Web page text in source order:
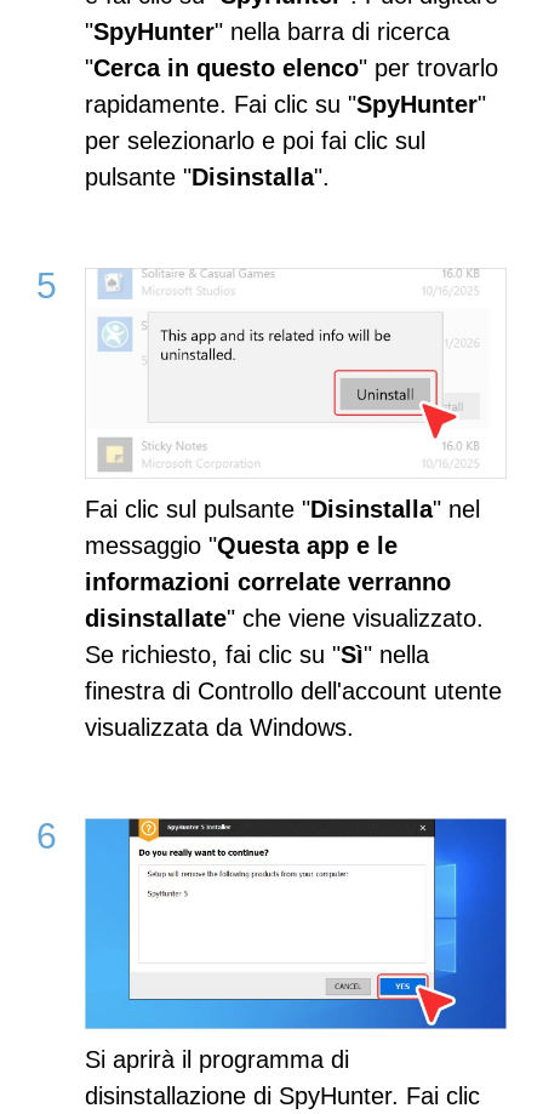
"SpyHunter" nella barra di ricerca
"Cerca in questo elenco" per trovarlo
rapidamente. Fai clic su "SpyHunter"
per selezionarlo e poi fai clic sul
pulsante "Disinstalla".
Fai clic sul pulsante "Disinstalla" nel
messaggio "Questa app e le
informazioni correlate verranno
disinstallate" che viene visualizzato.
Se richiesto, fai clic su "Sì" nella
finestra di Controllo dell'account utente
visualizzata da Windows.
Si aprirà il programma di
disinstallazione di SpyHunter. Fai clic